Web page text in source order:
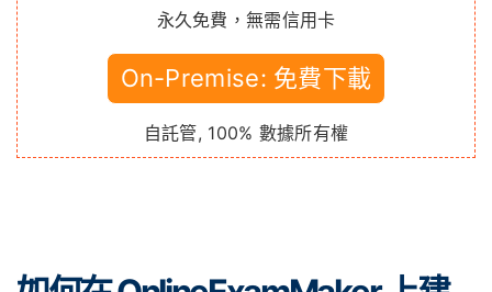
永久免費，無需信用卡
On-Premise: 免費下載
自託管, 100% 數據所有權